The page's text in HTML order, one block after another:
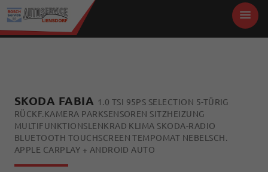
SKODA FABIA 1.0 TSI 95PS SELECTION 5-TÜRIG
RÜCKF.KAMERA PARKSENSOREN SITZHEIZUNG
MULTIFUNKTIONSLENKRAD KLIMA SKODA-RADIO
BLUETOOTH TOUCHSCREEN TEMPOMAT NEBELSCH.
APPLE CARPLAY + ANDROID AUTO